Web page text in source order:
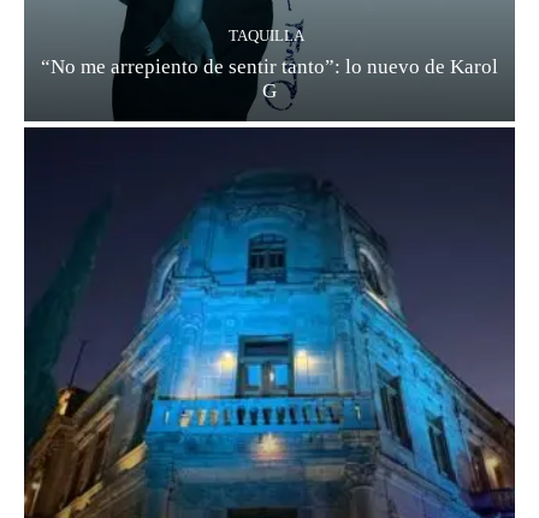
TAQUILLA
“No me arrepiento de sentir tanto”: lo nuevo de Karol
G